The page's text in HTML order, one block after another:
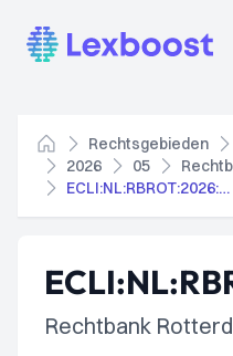
Lexboost
Home
Rechtsgebieden
2026
05
ECLI:NL:RBROT:2026:4934
Rechtbank